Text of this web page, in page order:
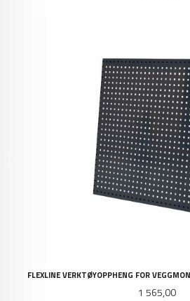
FLEXLINE VERKTØYOPPHENG FOR
Pris
1 565,00